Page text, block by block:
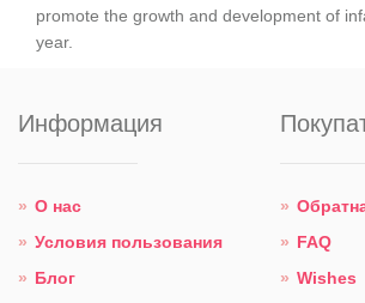
promote the growth and development of
year.
Информация
О нас
Условия пользования
Блог
FAQ
Wishes